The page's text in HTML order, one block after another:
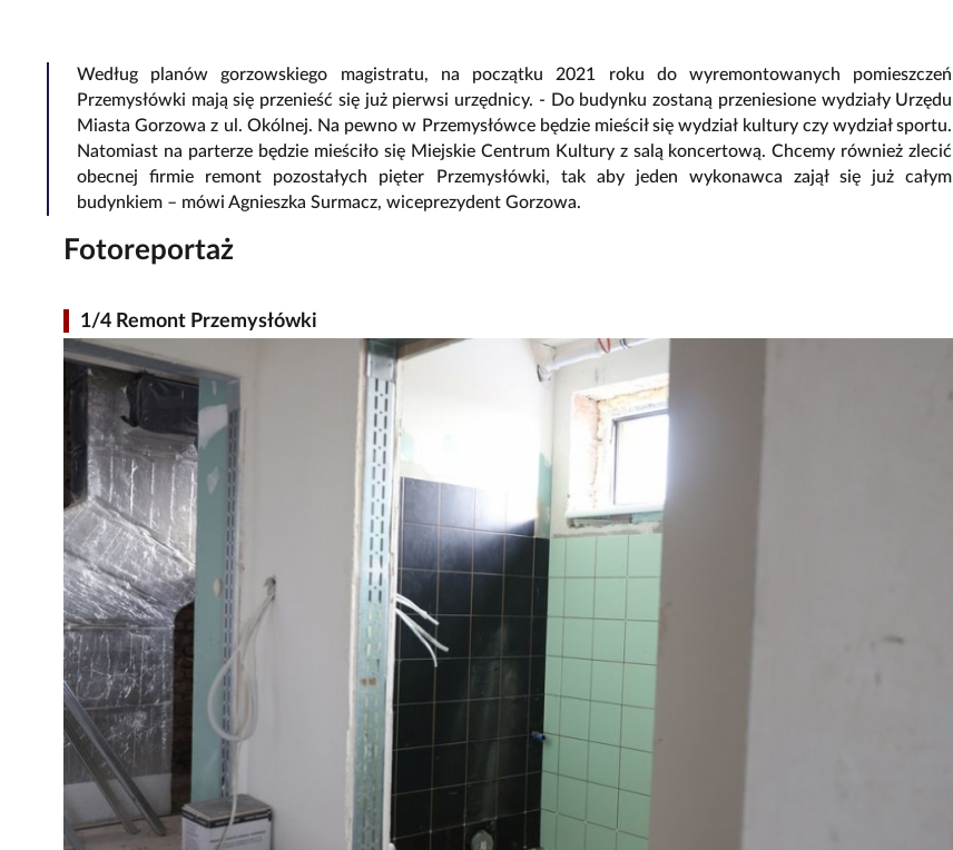
Według planów gorzowskiego magistratu, na początku 2021 roku do wyremontowanych pomieszczeń
Przemysłówki mają się przenieść się już pierwsi urzędnicy. - Do budynku zostaną przeniesione wydziały Urzędu
Miasta Gorzowa z ul. Okólnej. Na pewno w Przemysłówce będzie mieścił się wydział kultury czy wydział sportu.
Natomiast na parterze będzie mieściło się Miejskie Centrum Kultury z salą koncertową. Chcemy również zlecić
obecnej firmie remont pozostałych pięter Przemysłówki, tak aby jeden wykonawca zajął się już całym
budynkiem – mówi Agnieszka Surmacz, wiceprezydent Gorzowa.
Fotoreportaż
1/4 Remont Przemysłówki